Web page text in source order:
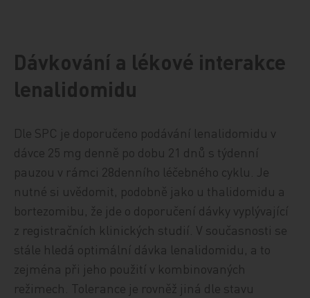
Dávkování a lékové interakce
lenalidomidu
Dle SPC je doporučeno podávání lenalidomidu v
dávce 25 mg denně po dobu 21 dnů s týdenní
pauzou v rámci 28denního léčebného cyklu. Je
nutné si uvědomit, podobně jako u thalidomidu a
bortezomibu, že jde o doporučení dávky vyplývající
z registračních klinických studií. V současnosti se
stále hledá optimální dávka lenalidomidu, a to
zejména při jeho použití v kombinovaných
režimech. Tolerance je rovněž jiná dle stavu